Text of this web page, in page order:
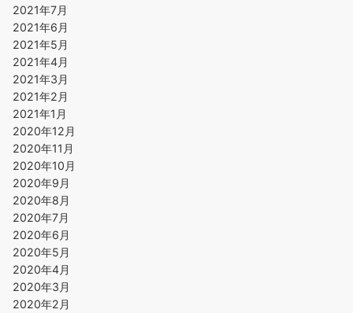
2021年7月
2021年6月
2021年5月
2021年4月
2021年3月
2021年2月
2021年1月
2020年12月
2020年11月
2020年10月
2020年9月
2020年8月
2020年7月
2020年6月
2020年5月
2020年4月
2020年3月
2020年2月